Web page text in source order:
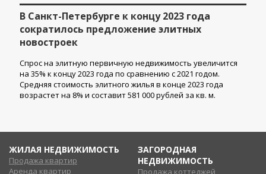
В Санкт-Петербурге к концу 2023 года
сократилось предложение элитных
новостроек
Спрос на элитную первичную недвижимость увеличится
на 35% к концу 2023 года по сравнению с 2021 годом.
Средняя стоимость элитного жилья в конце 2023 года
возрастет на 8% и составит 581 000 рублей за кв. м.
ЖИЛАЯ НЕДВИЖИМОСТЬ
Продажа квартир
Аренда квартир
ЗАГОРОДНАЯ
НЕДВИЖИМОСТЬ
Продажа коттеджей